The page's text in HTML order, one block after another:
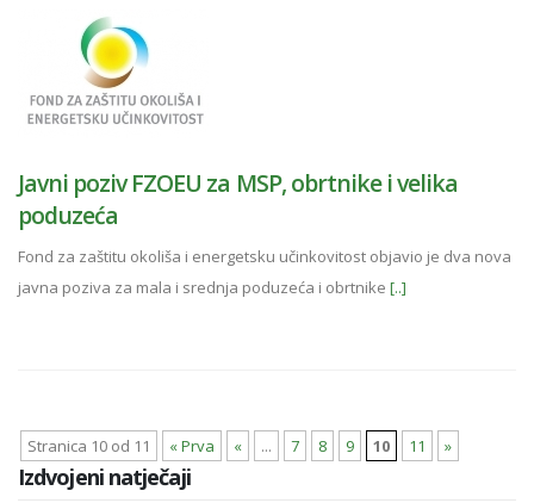
Javni poziv FZOEU za MSP, obrtnike i velika
poduzeća
Fond za zaštitu okoliša i energetsku učinkovitost objavio je dva nova
javna poziva za mala i srednja poduzeća i obrtnike [..]
Stranica 10 od 11 « Prva « ... 7 8 9 10 11 »
Izdvojeni natječaji